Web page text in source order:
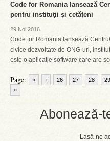
Abonează-
Lasă-ne
Code for Romania lansează
pentru instituţii şi cetăţeni
29 Noi 2016
Code for Romania lansează
civice dezvoltate de ONG-uri,
este o aplicaţie software care are
Page: « ‹ 26 27 28 29
»